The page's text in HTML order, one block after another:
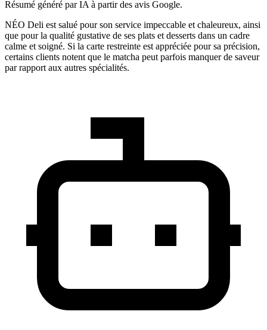
Résumé généré par IA à partir des avis Google.
NÉO Deli est salué pour son service impeccable et chaleureux, ainsi
que pour la qualité gustative de ses plats et desserts dans un cadre
calme et soigné. Si la carte restreinte est appréciée pour sa précision,
certains clients notent que le matcha peut parfois manquer de saveur
par rapport aux autres spécialités.